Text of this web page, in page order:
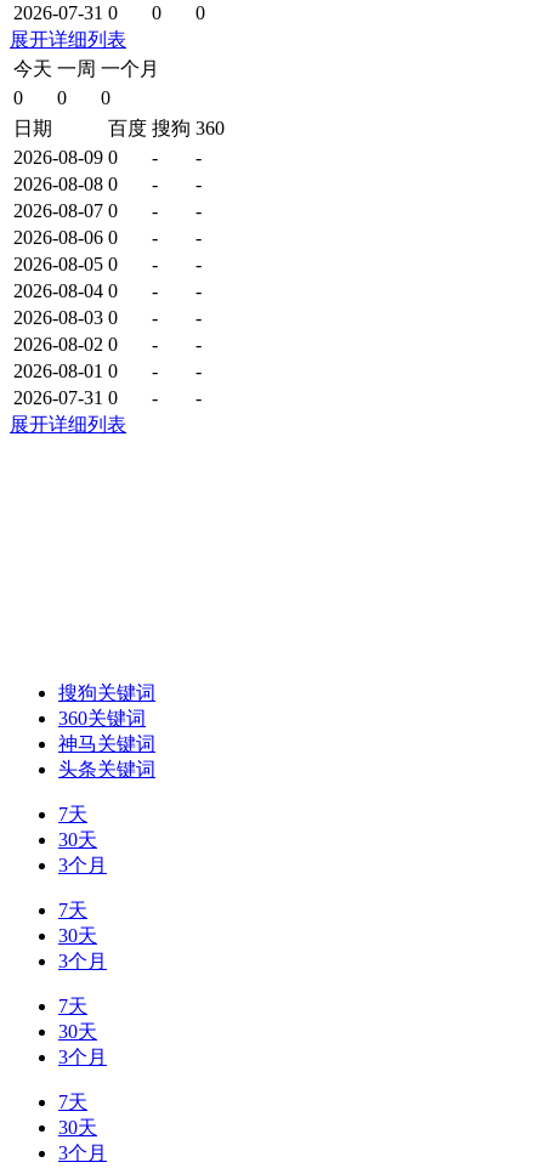
2026-07-31 0 0
0
展开详细列表
今天 一周 一个月
0
0
0
日期
百度 搜狗 360
2026-08-09 0 -
-
2026-08-08 0 -
-
2026-08-07 0 -
-
2026-08-06 0 -
-
2026-08-05 0 -
-
2026-08-04 0 -
-
2026-08-03 0 -
-
2026-08-02 0 -
-
2026-08-01 0 -
-
2026-07-31 0 -
-
展开详细列表
搜狗关键词
360关键词
神马关键词
头条关键词
7天
30天
3个月
7天
30天
3个月
7天
30天
3个月
7天
30天
3个月